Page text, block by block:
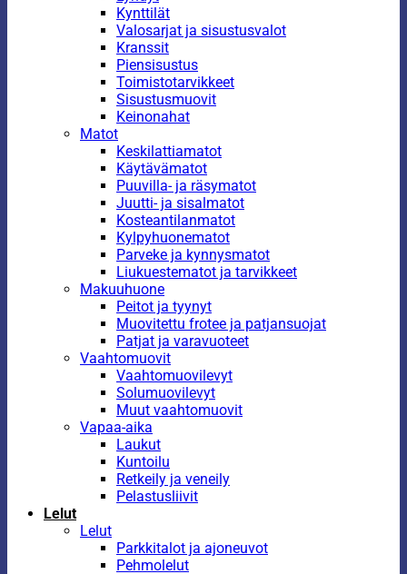
Kynttilät
Valosarjat ja sisustusvalot
Kranssit
Piensisustus
Toimistotarvikkeet
Sisustusmuovit
Keinonahat
Matot
Keskilattiamatot
Käytävämatot
Puuvilla- ja räsymatot
Juutti- ja sisalmatot
Kosteantilanmatot
Kylpyhuonematot
Parveke ja kynnysmatot
Liukuestematot ja tarvikkeet
Makuuhuone
Peitot ja tyynyt
Muovitettu frotee ja patjansuojat
Patjat ja varavuoteet
Vaahtomuovit
Vaahtomuovilevyt
Solumuovilevyt
Muut vaahtomuovit
Vapaa-aika
Laukut
Kuntoilu
Retkeily ja veneily
Pelastusliivit
Lelut
Lelut
Parkkitalot ja ajoneuvot
Pehmolelut